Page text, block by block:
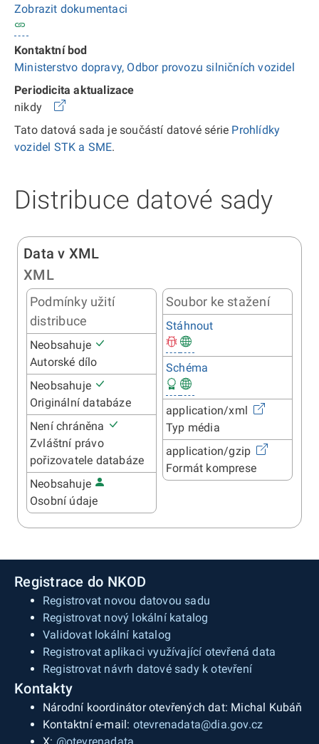
Zobrazit dokumentaci
Kontaktní bod
Ministerstvo dopravy, Odbor provozu silničních vozidel
Periodicita aktualizace
nikdy
Tato datová sada je součástí datové série Prohlídky
vozidel STK a SME.
Distribuce datové sady
Data v XML
XML
Podmínky užití
distribuce
Neobsahuje
Autorské dílo
Neobsahuje
Originální databáze
Není chráněna
Zvláštní právo
pořizovatele databáze
Neobsahuje
Osobní údaje
Soubor ke stažení
Stáhnout
Schéma
application/xml
Typ média
application/gzip
Formát komprese
Registrace do NKOD
Registrovat novou datovou sadu
Registrovat nový lokální katalog
Validovat lokální katalog
Registrovat aplikaci využívající otevřená data
Registrovat návrh datové sady k otevření
Kontakty
Národní koordinátor otevřených dat: Michal Kubáň
Kontaktní e-mail: otevrenadata@dia.gov.cz